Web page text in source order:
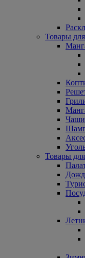
Товары
Чаши
Товары